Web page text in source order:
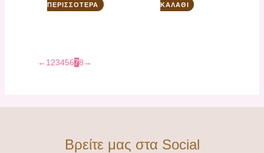
ΠΕΡΙΣΣΌΤΕΡΑ ΚΑΛΆΘΙ
← 1 2345678 →
Βρείτε μας στα Social